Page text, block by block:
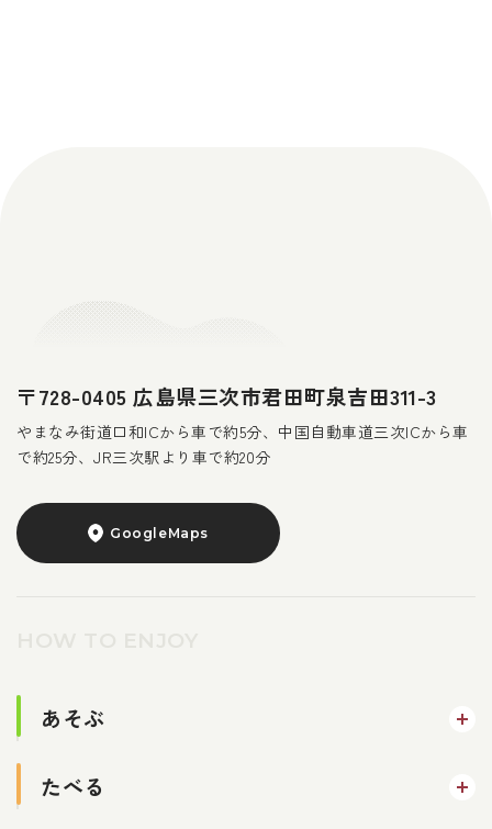
〒728-0405 広島県三次市君田町泉吉田311-3
やまなみ街道口和ICから車で約5分、中国自動車道三次ICから車
で約25分、JR三次駅より車で約20分
GoogleMaps
あそぶ
たべる